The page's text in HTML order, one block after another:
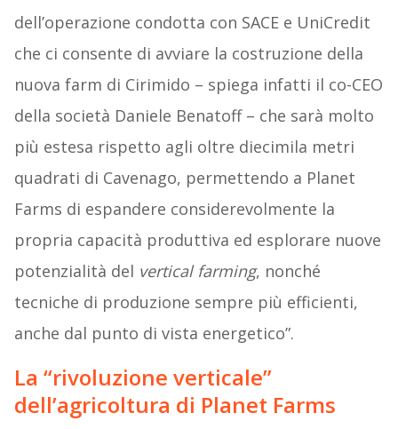
dell’operazione condotta con SACE e UniCredit
che ci consente di avviare la costruzione della
nuova farm di Cirimido – spiega infatti il co-CEO
della società Daniele Benatoff – che sarà molto
più estesa rispetto agli oltre diecimila metri
quadrati di Cavenago, permettendo a Planet
Farms di espandere considerevolmente la
propria capacità produttiva ed esplorare nuove
potenzialità del vertical farming, nonché
tecniche di produzione sempre più efficienti,
anche dal punto di vista energetico”.
La “rivoluzione verticale”
dell’agricoltura di Planet Farms